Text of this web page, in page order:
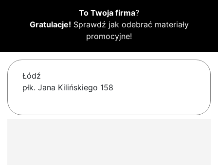
To Twoja firma?
Gratulacje! Sprawdź jak odebrać materiały
promocyjne!
Łódź
płk. Jana Kilińskiego 158